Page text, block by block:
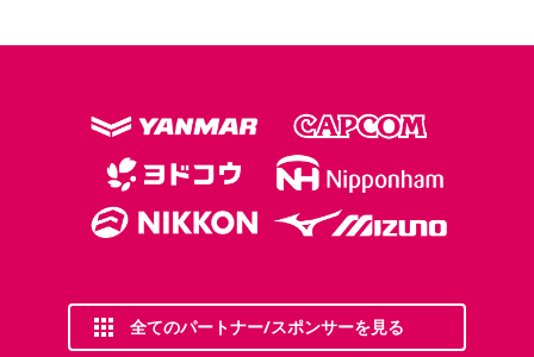
全てのパートナー/スポンサーを見る